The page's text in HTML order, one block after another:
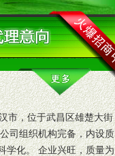
市，位于武昌区雄楚大街
司组织机构完备，内设质
学化。 企业兴旺，质量为